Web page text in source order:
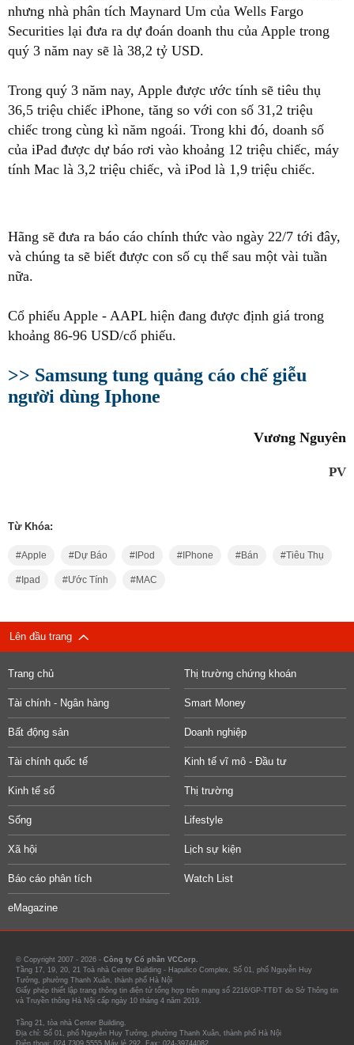
nhưng nhà phân tích Maynard Um của Wells Fargo
Securities lại đưa ra dự đoán doanh thu của Apple trong
quý 3 năm nay sẽ là 38,2 tỷ USD.
Trong quý 3 năm nay, Apple được ước tính sẽ tiêu thụ
36,5 triệu chiếc iPhone, tăng so với con số 31,2 triệu
chiếc trong cùng kì năm ngoái. Trong khi đó, doanh số
của iPad được dự báo rơi vào khoảng 12 triệu chiếc, máy
tính Mac là 3,2 triệu chiếc, và iPod là 1,9 triệu chiếc.
Hãng sẽ đưa ra báo cáo chính thức vào ngày 22/7 tới đây,
và chúng ta sẽ biết được con số cụ thể sau một vài tuần
nữa.
Cổ phiếu Apple - AAPL hiện đang được định giá trong
khoảng 86-96 USD/cổ phiếu.
>> Samsung tung quảng cáo chế giễu
người dùng Iphone
Vương Nguyên
PV
Từ Khóa:
Apple Dự Báo IPod IPhone Bán Tiêu Thụ
Ipad Ước Tính MAC
Lên đầu trang
Trang chủ Thị trường chứng khoán
Tài chính - Ngân hàng Smart Money
Bất động sản Doanh nghiệp
Tài chính quốc tế Kinh tế vĩ mô - Đầu tư
Kinh tế số Thị trường
Sống Lifestyle
Xã hội Lịch sự kiện
Báo cáo phân tích Watch List
eMagazine
© Copyright 2007 - 2026 - Công ty Cổ phần VCCorp.
Tầng 17, 19, 20, 21 Toà nhà Center Building - Hapulico Complex, Số 01, phố Nguyễn Huy
Tưởng, phường Thanh Xuân, thành phố Hà Nội
Giấy phép thiết lập trang thông tin điện tử tổng hợp trên mạng số 2216/GP-TTĐT do Sở Thông tin
và Truyền thông Hà Nội cấp ngày 10 tháng 4 năm 2019.
Tầng 21, tòa nhà Center Building.
Địa chỉ: Số 01, phố Nguyễn Huy Tưởng, phường Thanh Xuân, thành phố Hà Nội
Điện thoại: 024 7309 5555 Máy lẻ 292. Fax: 024-39744082